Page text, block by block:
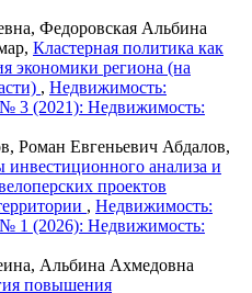
Федоровская Альбина
Кластерная политика как
экономики региона (на
, Недвижимость:
3 (2021): Недвижимость:
Роман Евгеньевич Абдалов,
анализа и
проектов
, Недвижимость:
1 (2026): Недвижимость:
Альбина Ахмедовна
повышения